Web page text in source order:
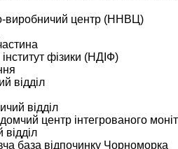
виробничий центр (ННВЦ)
фізики (НДІФ)
відділ
відділ
центр інтегрованого
база відпочинку Чорноморка